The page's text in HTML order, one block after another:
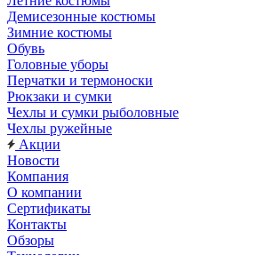
Демисезонные костюмы
Зимние костюмы
Обувь
Головные уборы
Перчатки и термоноски
Рюкзаки и сумки
Чехлы и сумки рыболовные
Чехлы ружейные
Акции
Новости
Компания
О компании
Сертификаты
Контакты
Обзоры